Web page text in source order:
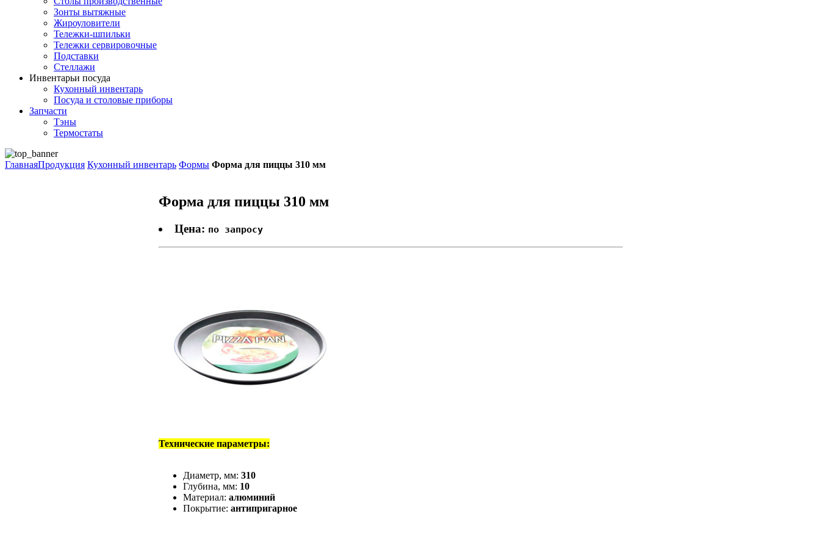
Зонты вытяжные
Жироуловители
Тележки-шпильки
Тележки сервировочные
Подставки
Стеллажи
Инвентарьи посуда
Кухонный инвентарь
Посуда и столовые приборы
Запчасти
Тэны
Термостаты
ГлавнаяПродукция Кухонный инвентарь Формы Форма для пиццы 310 мм
Форма для пиццы 310 мм
Цена: по запросу
Технические параметры:
Диаметр, мм: 310
Глубина, мм: 10
Материал: алюминий
Покрытие: антипригарное